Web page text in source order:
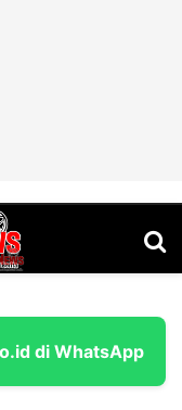
di WhatsApp